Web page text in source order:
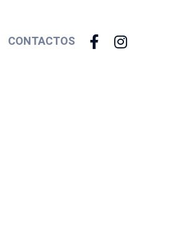
CONTACTOS